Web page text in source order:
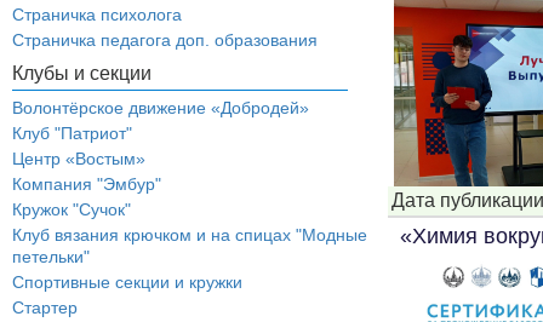
Страничка психолога
Страничка педагога доп. образования
Клубы и секции
Волонтёрское движение «Добродей»
Клуб "Патриот"
Центр «Востым»
Компания "Эмбур"
Кружок "Сучок"
Клуб вязания крючком и на спицах "Модные
петельки"
Спортивные секции и кружки
Стартер
Дата
«Химия